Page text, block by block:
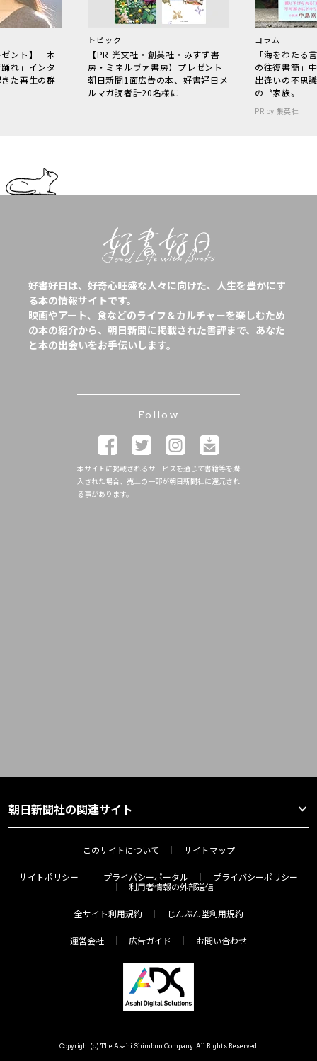
ント】一木
れ」インタ
た再生の群
トピック
【PR 光文社・創英社・みすず書
房・ミネルヴァ書房】プレゼント
朝日新聞1面広告の本、好書好日メ
ルマガ読者計20名様に
コラム
「海をわた
の往復書簡」
出逢いの不思
の〝家族〟
PR by 集英社
好書好日は、好奇心旺盛な人々に向けた、人生を豊かにす
る本の情報サイトです。
映画やアート、食などのライフ＆カルチャーを楽しむため
の本の紹介から、朝日新聞に掲載された書評まで、あなた
と本の出会いをお手伝いします。
Follow
本サイトに掲載されるサービスを通じて書籍等を購
入された場合、売上の一部が朝日新聞社に還元され
る事があります。
朝日新聞社の関連サイト
このサイトについて サイトマップ
サイトポリシー プライバシーポータル
プライバシーポリシー
利用者情報の外部送信
全サイト利用規約 じんぶん堂利用規約
運営会社 広告ガイド お問い合わせ
Copyright(c) The Asahi Shimbun Company. All Rights Reserved.